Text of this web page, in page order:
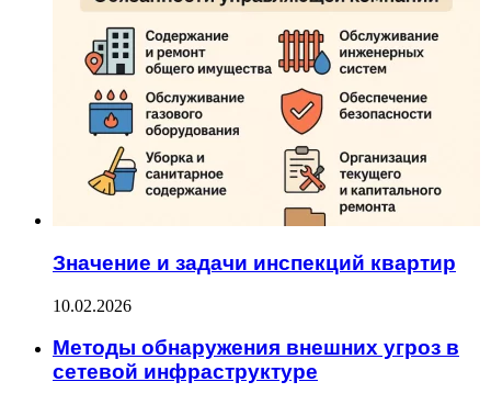
Значение и задачи инспекций квартир
10.02.2026
Методы обнаружения внешних угроз в
сетевой инфраструктуре